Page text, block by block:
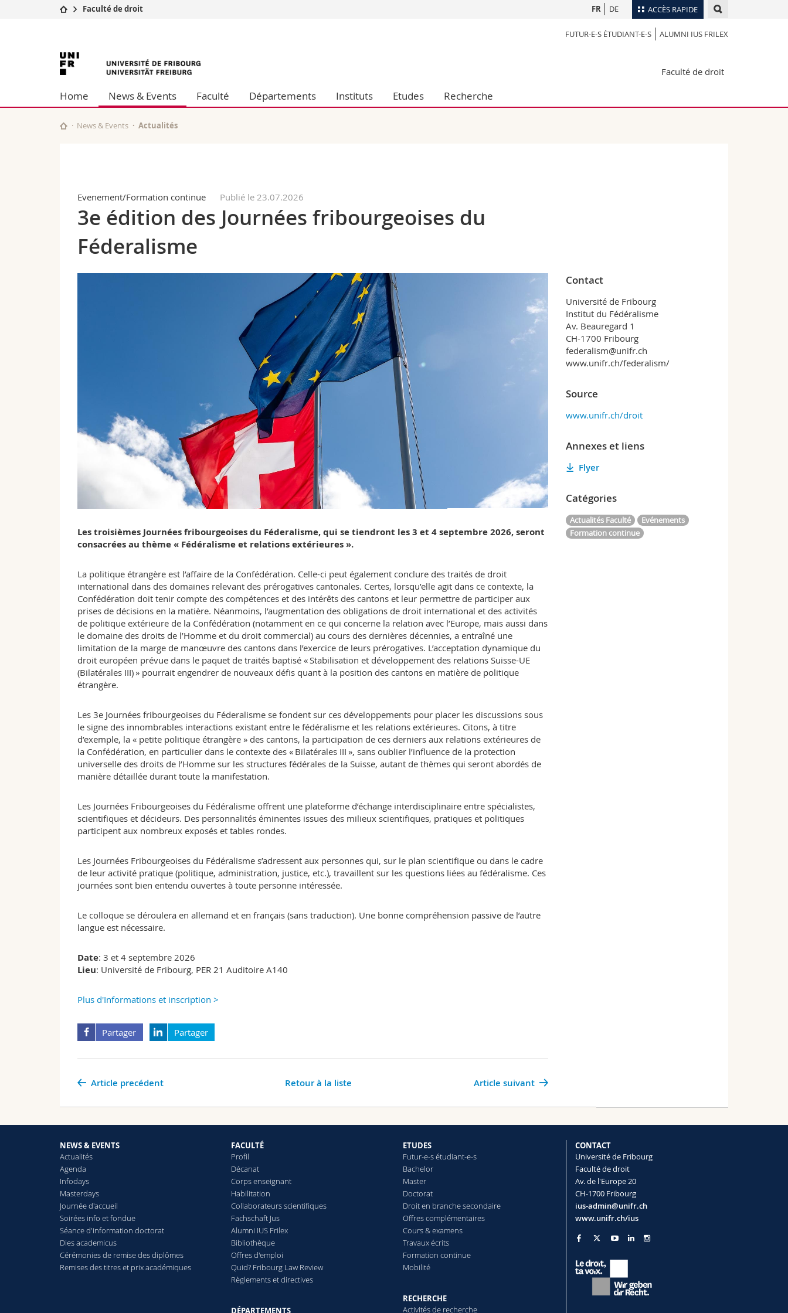
ACCÈS RAPIDE
Etudes
Campus
Université
Formation continue
Lettres et sciences humaines
Sciences de l'éducation et de la formation
Chercheurs
Collaborateurs
Annuaire du personnel
Programme des cours
FR DE
Faculté de droit
FUTUR-E-S ÉTUDIANT-E-S ALUMNI IUS FRILEX
Université
de
Fribourg
Faculté de droit
Home News & Events Faculté Départements Instituts Etudes Recherche
News & Events Actualités
Evenement/Formation continue Publié le 23.07.2026
3e édition des Journées fribourgeoises du
Féderalisme
Les troisièmes Journées fribourgeoises du Féderalisme, qui se tiendront les 3 et 4 septembre 2026, seront
consacrées au thème « Fédéralisme et relations extérieures ».
La politique étrangère est l’affaire de la Confédération. Celle-ci peut également conclure des traités de droit
international dans des domaines relevant des prérogatives cantonales. Certes, lorsqu’elle agit dans ce contexte, la
Confédération doit tenir compte des compétences et des intérêts des cantons et leur permettre de participer aux
prises de décisions en la matière. Néanmoins, l’augmentation des obligations de droit international et des activités
de politique extérieure de la Confédération (notamment en ce qui concerne la relation avec l’Europe, mais aussi dans
le domaine des droits de l’Homme et du droit commercial) au cours des dernières décennies, a entraîné une
limitation de la marge de manœuvre des cantons dans l’exercice de leurs prérogatives. L’acceptation dynamique du
droit européen prévue dans le paquet de traités baptisé « Stabilisation et développement des relations Suisse-UE
(Bilatérales III) » pourrait engendrer de nouveaux défis quant à la position des cantons en matière de politique
étrangère.
Les 3e Journées fribourgeoises du Féderalisme se fondent sur ces développements pour placer les discussions sous
le signe des innombrables interactions existant entre le fédéralisme et les relations extérieures. Citons, à titre
d’exemple, la « petite politique étrangère » des cantons, la participation de ces derniers aux relations extérieures de
la Confédération, en particulier dans le contexte des « Bilatérales III », sans oublier l’influence de la protection
universelle des droits de l’Homme sur les structures fédérales de la Suisse, autant de thèmes qui seront abordés de
manière détaillée durant toute la manifestation.
Les Journées Fribourgeoises du Fédéralisme offrent une plateforme d’échange interdisciplinaire entre spécialistes,
scientifiques et décideurs. Des personnalités éminentes issues des milieux scientifiques, pratiques et politiques
participent aux nombreux exposés et tables rondes.
Les Journées Fribourgeoises du Fédéralisme s’adressent aux personnes qui, sur le plan scientifique ou dans le cadre
de leur activité pratique (politique, administration, justice, etc.), travaillent sur les questions liées au fédéralisme. Ces
journées sont bien entendu ouvertes à toute personne intéressée.
Le colloque se déroulera en allemand et en français (sans traduction). Une bonne compréhension passive de l’autre
langue est nécessaire.
Date: 3 et 4 septembre 2026
Lieu: Université de Fribourg, PER 21 Auditoire A140
Plus d'Informations et inscription >
Partager Partager
Article suivant
Article precédent Retour à la liste
Contact
Université de Fribourg
Institut du Fédéralisme
Av. Beauregard 1
CH-1700 Fribourg
federalism@unifr.ch
www.unifr.ch/federalism/
Source
www.unifr.ch/droit
Annexes et liens
Flyer
Catégories
Actualités Faculté
Evénements
Formation continue
NEWS & EVENTS
Actualités
Agenda
Infodays
Masterdays
Journée d'accueil
Soirées info et fondue
Séance d'information doctorat
Dies academicus
Cérémonies de remise des diplômes
Remises des titres et prix académiques
FACULTÉ
Profil
Décanat
Corps enseignant
Habilitation
Collaborateurs scientifiques
Fachschaft Jus
Alumni IUS Frilex
Bibliothèque
Offres d'emploi
Quid? Fribourg Law Review
Règlements et directives
DÉPARTEMENTS
ETUDES
Futur-e-s étudiant-e-s
Bachelor
Master
Doctorat
Droit en branche secondaire
Offres complémentaires
Cours & examens
Travaux écrits
Formation continue
Mobilité
RECHERCHE
Activités de recherche
CONTACT
Université de Fribourg
Faculté de droit
Av. de l'Europe 20
CH-1700 Fribourg
ius-admin@unifr.ch
www.unifr.ch/ius